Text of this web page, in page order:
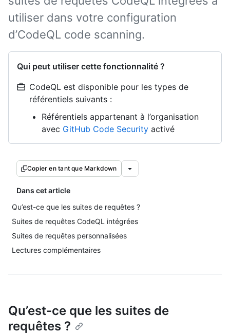
utiliser dans votre configuration
d’CodeQL code scanning.
Qui peut utiliser cette fonctionnalité ?
CodeQL est disponible pour les types de
référentiels suivants :
Référentiels appartenant à l’organisation
avec GitHub Code Security activé
Copier en tant que Markdown
Dans cet article
Qu’est-ce que les suites de requêtes ?
Suites de requêtes CodeQL intégrées
Suites de requêtes personnalisées
Lectures complémentaires
Qu’est-ce que les suites de
requêtes ?